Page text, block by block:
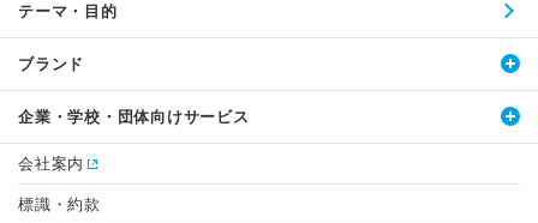
テーマ・目的
ブランド
企業・学校・団体向けサービス
会社案内
標識・約款